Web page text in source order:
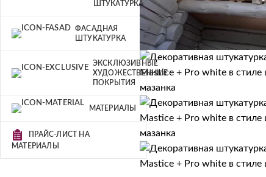
ШТУКАТУРКА
ФАСАДНАЯ
ШТУКАТУРКА
ЭКСКЛЮЗИВНЫЕ
ХУДОЖЕСТВЕННЫЕ
ПОКРЫТИЯ
МАТЕРИАЛЫ
ПРАЙС-ЛИСТ НА
МАТЕРИАЛЫ